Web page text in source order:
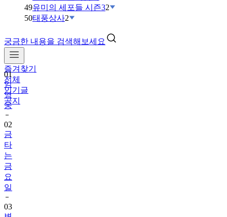
49유미의 세포들 시즌32
50태풍상사2
궁금한 내용을 검색해보세요
즐겨찾기
전체
인기글
공지
01
임
영
웅
02
금
타
는
금
요
일
03
변
우